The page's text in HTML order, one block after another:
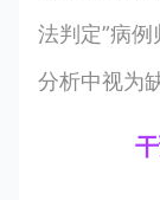
法判定”病
分析中视为